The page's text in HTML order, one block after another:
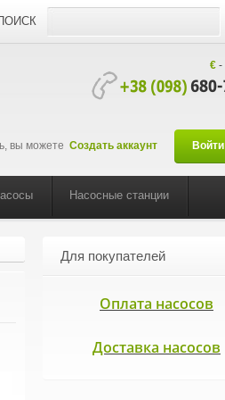
€-
вы можете Создать аккаунт Войти
Насосные станции
Для покупателей
Оплата насосов
Доставка насосов